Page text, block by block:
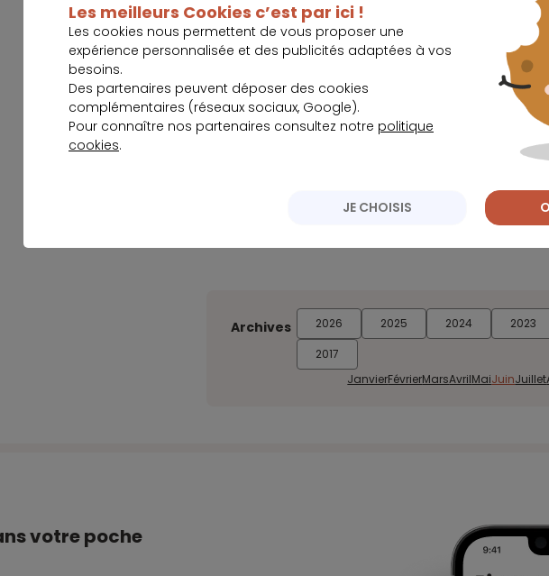
ING savoure les bons résultats de ses
Le succès croissant en Allemagne de la
Les 14 milliards de dollars levés par Ant
Archives 2026 2025 2024 2023
2017
JanvierFévrierMarsAvrilMaiJuinJuillet
votre poche
Les meilleurs Cookies c’est par ici !
Les cookies nous permettent de vous proposer une
expérience personnalisée et des publicités adaptées à vos
besoins.
Des partenaires peuvent déposer des cookies
complémentaires (réseaux sociaux, Google).
Pour connaître nos partenaires consultez notre politique
cookies.
JE CHOISIS